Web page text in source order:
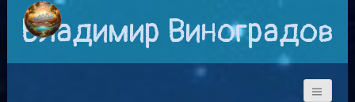
Владимир Виноградов